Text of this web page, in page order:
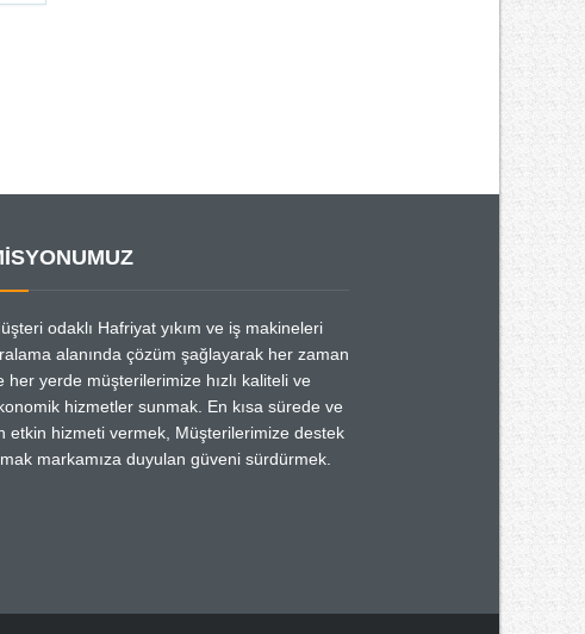
odaklı Hafriyat yıkım ve iş makineleri
alanında çözüm şağlayarak her zaman
her yerde müşterilerimize hızlı kaliteli ve
hizmetler sunmak. En kısa sürede ve
etkin hizmeti vermek, Müşterilerimize destek
markamıza duyulan güveni sürdürmek.